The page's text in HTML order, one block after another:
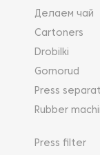
Делаем чай
Cartoners
Drobilki
Gornorud
Press
Rubber
Press filter